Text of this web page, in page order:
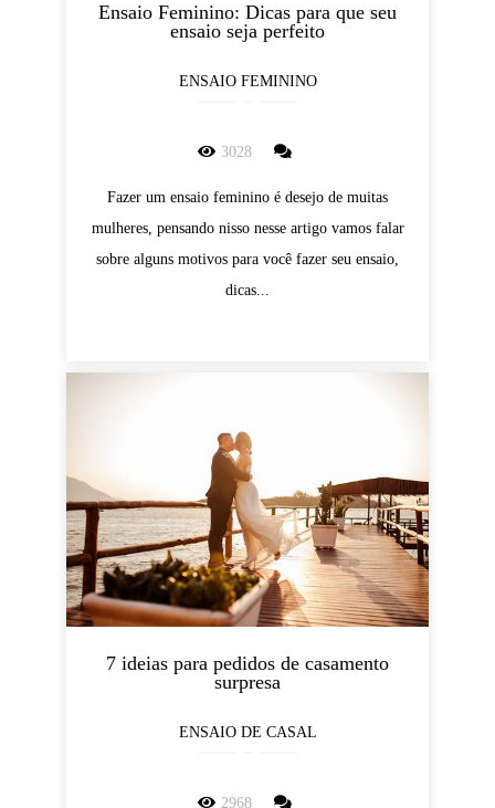
Ensaio Feminino: Dicas para que seu
ensaio seja perfeito
ENSAIO FEMININO
3028
Fazer um ensaio feminino é desejo de muitas
mulheres, pensando nisso nesse artigo vamos falar
sobre alguns motivos para você fazer seu ensaio,
dicas...
7 ideias para pedidos de casamento
surpresa
ENSAIO DE CASAL
2968